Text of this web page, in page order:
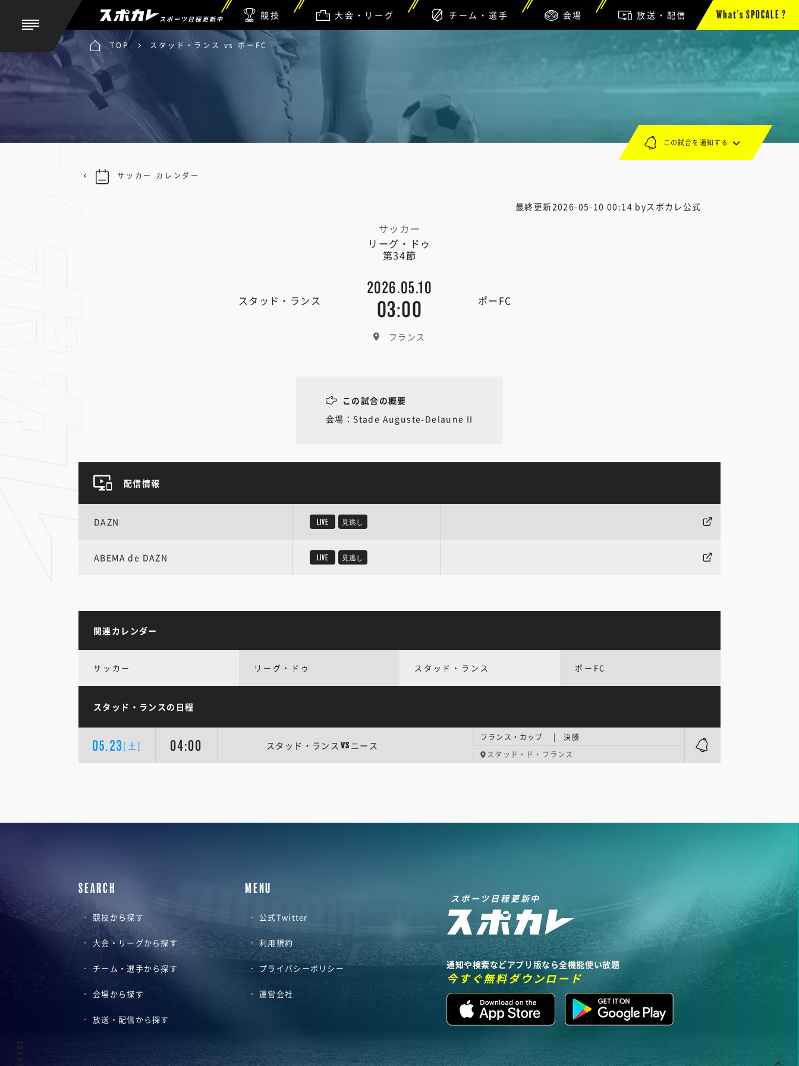
スポーツ日程更新中 競技 大会・リーグ チーム・選手 会場 放送・配信 What’s SPOCALE ?
TOP スタッド・ランス vs ポーFC
最終更新2026-05-10 00:14 byスポカレ公式
サッカー
リーグ・ドゥ
第34節
スタッド・ランス
2026.05.10
03:00 ポーFC
フランス
この試合を通知する
サッカー カレンダー
この試合の概要
会場：Stade Auguste-Delaune II
配信情報
DAZN LIVE 見逃し
ABEMA de DAZN LIVE 見逃し
関連カレンダー
サッカー リーグ・ドゥ スタッド・ランス ポーFC
スタッド・ランスの日程
05.23 [土] 04:00 スタッド・ランス VS ニース
フランス・カップ | 決勝
スタッド・ド・フランス
SEARCH
競技から探す
大会・リーグから探す
チーム・選手から探す
会場から探す
放送・配信から探す
MENU
公式Twitter
利用規約
プライバシーポリシー
運営会社
スポーツ日程更新中
通知や検索などアプリ版なら全機能使い放題
今すぐ無料ダウンロード
SHARE